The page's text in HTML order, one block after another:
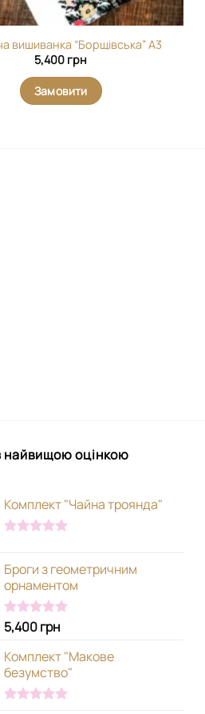
вишиванка “Борщівська” А3
5,400 грн
Замовити
найвищою оцінкою
Комплект "Чайна троянда"
Броги з геометричним
орнаментом
Оцінено в
з 5
5,400грн
Комплект "Макове
безумство"